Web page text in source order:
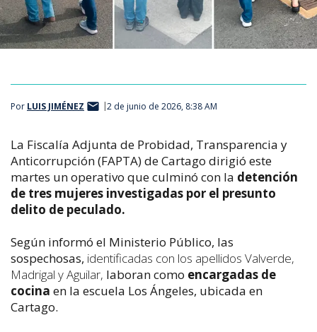
Por LUIS JIMÉNEZ 2 de junio de 2026, 8:38 AM
La Fiscalía Adjunta de Probidad, Transparencia y
Anticorrupción (FAPTA) de Cartago dirigió este
martes un operativo que culminó con la detención
de tres mujeres investigadas por el presunto
delito de peculado.
Según informó el Ministerio Público, las
sospechosas, identificadas con los apellidos Valverde,
Madrigal y Aguilar, laboran como encargadas de
cocina en la escuela Los Ángeles, ubicada en
Cartago.